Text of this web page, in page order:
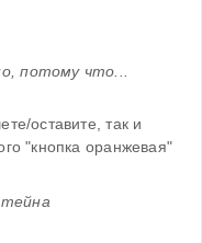
потому что...